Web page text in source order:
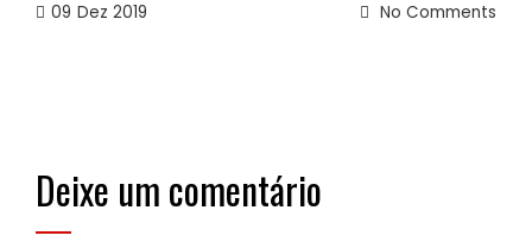
09 Dez 2019 No Comments
Deixe um comentário